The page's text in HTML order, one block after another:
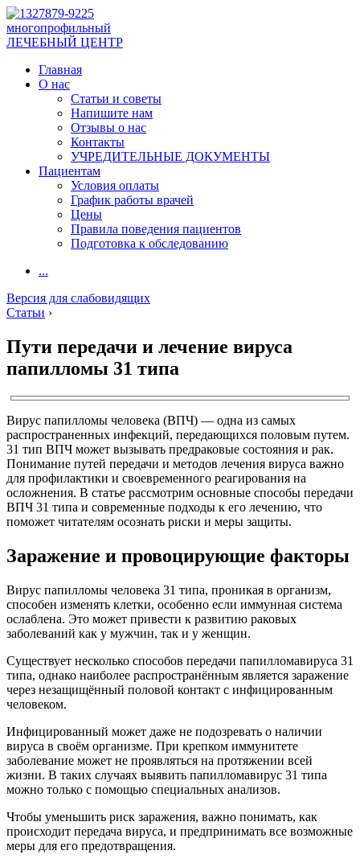
многопрофильный
ЛЕЧЕБНЫЙ ЦЕНТР
Главная
О нас
Статьи и советы
Напишите нам
Отзывы о нас
Контакты
УЧРЕДИТЕЛЬНЫЕ ДОКУМЕНТЫ
Пациентам
Условия оплаты
График работы врачей
Цены
Правила поведения пациентов
Подготовка к обследованию
...
Версия для слабовидящих
Статьи ›
Пути передачи и лечение вируса
папилломы 31 типа
Вирус папилломы человека (ВПЧ) — одна из самых
распространенных инфекций, передающихся половым путем.
31 тип ВПЧ может вызывать предраковые состояния и рак.
Понимание путей передачи и методов лечения вируса важно
для профилактики и своевременного реагирования на
осложнения. В статье рассмотрим основные способы передачи
ВПЧ 31 типа и современные подходы к его лечению, что
поможет читателям осознать риски и меры защиты.
Заражение и провоцирующие факторы
Вирус папилломы человека 31 типа, проникая в организм,
способен изменять клетки, особенно если иммунная система
ослаблена. Это может привести к развитию раковых
заболеваний как у мужчин, так и у женщин.
Существует несколько способов передачи папилломавируса 31
типа, однако наиболее распространённым является заражение
через незащищённый половой контакт с инфицированным
человеком.
Инфицированный может даже не подозревать о наличии
вируса в своём организме. При крепком иммунитете
заболевание может не проявляться на протяжении всей
жизни. В таких случаях выявить папилломавирус 31 типа
можно только с помощью специальных анализов.
Чтобы уменьшить риск заражения, важно понимать, как
происходит передача вируса, и предпринимать все возможные
меры для его предотвращения.